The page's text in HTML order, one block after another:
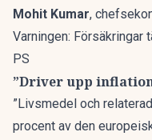
Mohit Kumar,
Varningen: Försäkringar
PS
”Driver upp
”Livsmedel och
procent av den